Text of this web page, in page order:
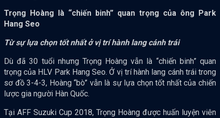
Trọng Hoàng là “chiến binh” quan trọng của ông Park
Hang Seo
Từ sự lựa chọn tốt nhất ở vị trí hành lang cánh trái
Dù đã 30 tuổi nhưng Trọng Hoàng vẫn là “chiến binh” quan
trọng của HLV Park Hang Seo. Ở vị trí hành lang cánh trái trong
sơ đồ 3-4-3, Hoàng “bò” vẫn là sự lựa chọn tốt nhất của chiến
lược gia người Hàn Quốc.
Tại AFF Suzuki Cup 2018, Trọng Hoàng được huấn luyện viên